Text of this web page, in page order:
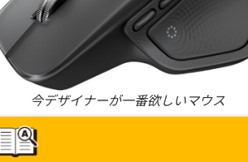
今デザイナーが一番欲しいマウス